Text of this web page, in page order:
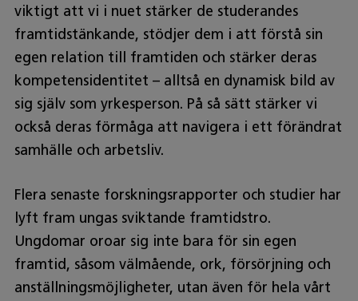
viktigt att vi i nuet stärker de studerandes
framtidstänkande, stödjer dem i att förstå sin
egen relation till framtiden och stärker deras
kompetensidentitet – alltså en dynamisk bild av
sig själv som yrkesperson. På så sätt stärker vi
också deras förmåga att navigera i ett förändrat
samhälle och arbetsliv.
Flera senaste forskningsrapporter och studier har
lyft fram ungas sviktande framtidstro.
Ungdomar oroar sig inte bara för sin egen
framtid, såsom välmående, ork, försörjning och
anställningsmöjligheter, utan även för hela vårt